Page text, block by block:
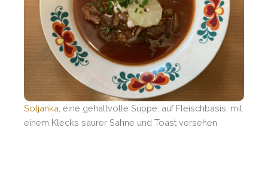
Soljanka , eine gehaltvolle Suppe, auf Fleischbasis, mit
einem Klecks saurer Sahne und Toast versehen.